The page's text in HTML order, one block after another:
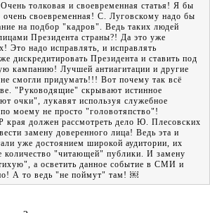
толковая и своевременная статья! Я бы
очень своевременная! С. Луговскому надо бы
на подбор "кадров". Ведь таких людей
Президента страны?! Да это уже
Это надо исправлять, и исправлять
дискредитировать Президента и ставить под
кампанию! Лучшей антиагитации и другие
смогли придумать!!! Вот почему так всё
"Руководящие" скрывают истинное
очки", лукавят используя служебное
моему не просто "головотяпство"!
края должен рассмотреть дело Ю. Плесовских
замену доверенного лица! Ведь эта и
уже достоянием широкой аудитории, их
количество "читающей" публики. И замену
а осветить данное событие в СМИ и
А то ведь "не поймут" там! ￼